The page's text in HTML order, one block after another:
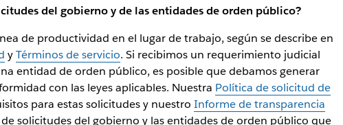
del gobierno y de las entidades de orden público?
de productividad en el lugar de trabajo, según se describe en
yTérminos de servicio. Si recibimos un requerimiento judicial
entidad de orden público, es posible que debamos generar
con las leyes aplicables. Nuestra Política de solicitud de
para estas solicitudes y nuestro Informe de transparencia
solicitudes del gobierno y las entidades de orden público que